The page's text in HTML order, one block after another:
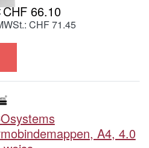
CHF 66.10
CHF 71.45
A4, 4.0